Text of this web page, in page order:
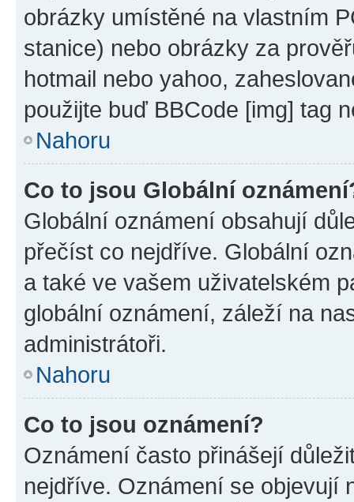
obrázky umístěné na vlastním
stanice) nebo obrázky za
hotmail nebo yahoo,
použijte buď BBCode [img] tag
Nahoru
Co to jsou Globální
Globální oznámení obsahují
přečíst co nejdříve. Globální
a také ve vašem uživatelském
globální oznámení, záleží na
administrátoři.
Nahoru
Co to jsou oznámení?
Oznámení často přinášejí
nejdříve. Oznámení se objevují